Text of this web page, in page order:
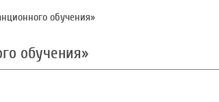
обучения»
обучения»